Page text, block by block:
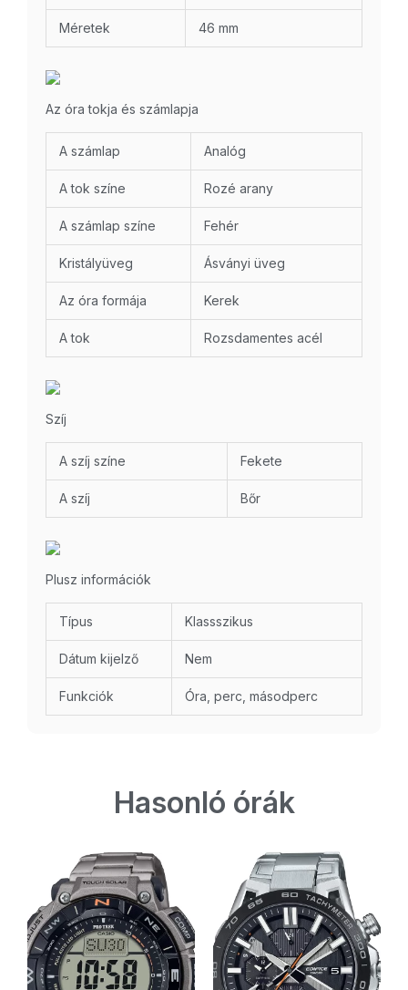
Méretek 46 mm
Az óra tokja és számlapja
A számlap Analóg
A tok színe Rozé arany
A számlap színe Fehér
Kristályüveg Ásványi üveg
Az óra formája Kerek
A tok Rozsdamentes acél
Szíj
A szíj színe Fekete
A szíj Bőr
Plusz információk
Típus Klassszikus
Dátum kijelző Nem
Funkciók Óra, perc, másodperc
Hasonló órák